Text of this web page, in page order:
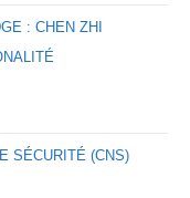
: CHEN ZHI
SÉCURITÉ (CNS)